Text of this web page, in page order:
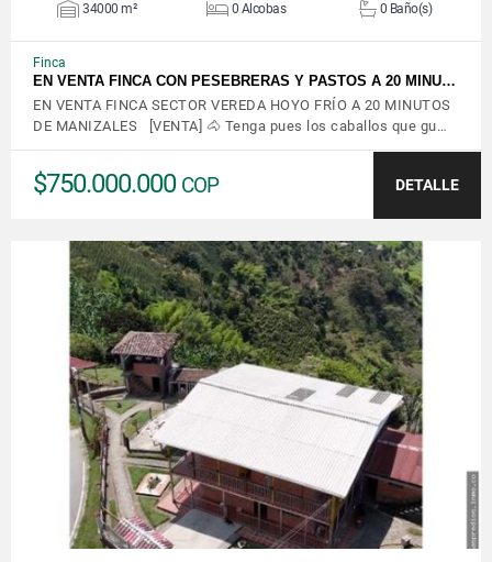
34000 m² 0 Alcobas 0 Baño(s)
Finca
EN VENTA FINCA CON PESEBRERAS Y PASTOS A 20 MINU…
EN VENTA FINCA SECTOR VEREDA HOYO FRÍO A 20 MINUTOS
DE MANIZALES [VENTA] 🐴 Tenga pues los caballos que gu…
$750.000.000 COP DETALLE
VER DETALLES